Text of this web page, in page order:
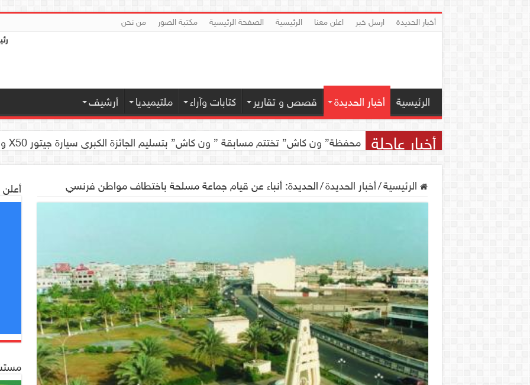
أخبار الحديدة ارسل خبر اعلن معنا الرئيسية الصفحة الرئيسية مكتبة الصور
من نحن
الرئيسية أخبار الحديدة قصص و تقارير كتابات وآراء ملتيميديا أرشيف
أخبار عاجلة محفظة” ون كاش” تختتم مسابقة ” ون كاش” بتسليم الجائزة الكبرى سيارة جيتور X50 والجوائز المالية لموديل 2026 بصنعاء
الرئيسية/أخبار الحديدة/الحديدة: أنباء عن قيام جماعة مسلحة باختطاف مواطن فرنسي أعلن